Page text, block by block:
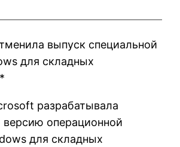
выпуск специальной
для складных
разрабатывала
версию операционной
для складных